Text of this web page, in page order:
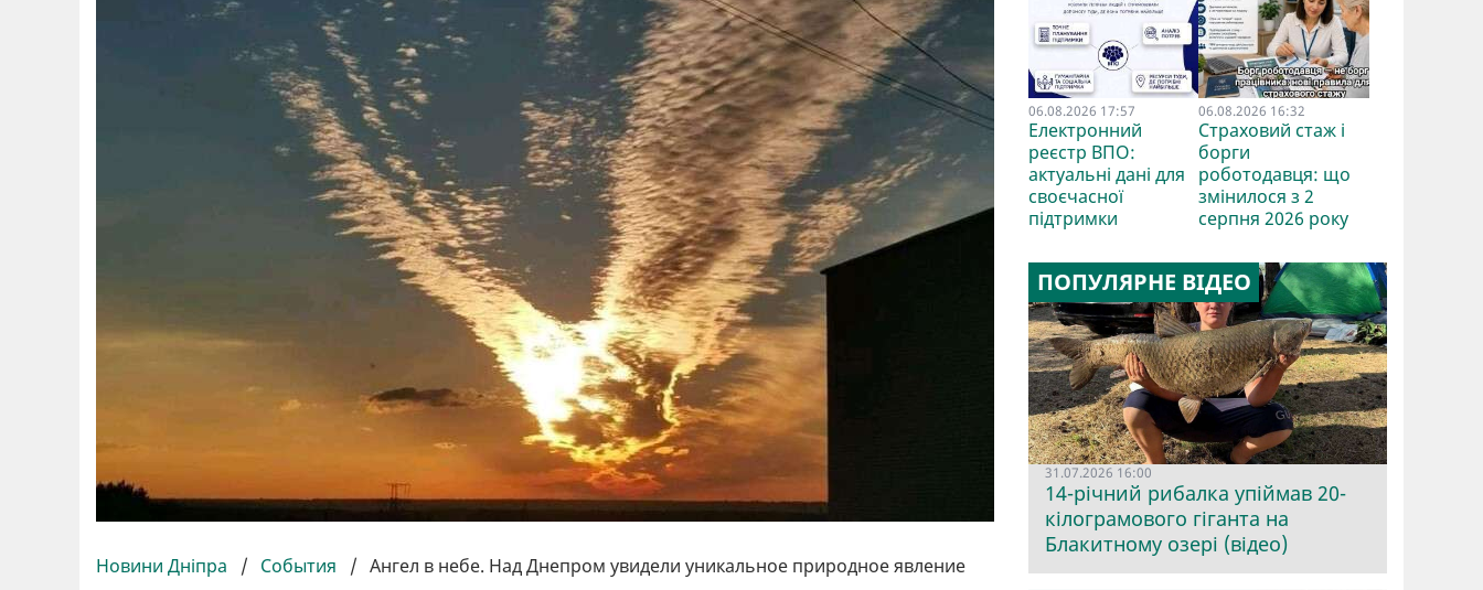
Новини Дніпра / События / Ангел в небе. Над Днепром увидели уникальное природное явление
06.08.2026 17:57
Електронний
реєстр ВПО:
актуальні дані для
своєчасної
підтримки
06.08.2026 16:32
Страховий стаж і
борги
роботодавця: що
змінилося з 2
серпня 2026 року
ПОПУЛЯРНЕ ВІДЕО
31.07.2026 16:00
14-річний рибалка упіймав 20-
кілограмового гіганта на
Блакитному озері (відео)